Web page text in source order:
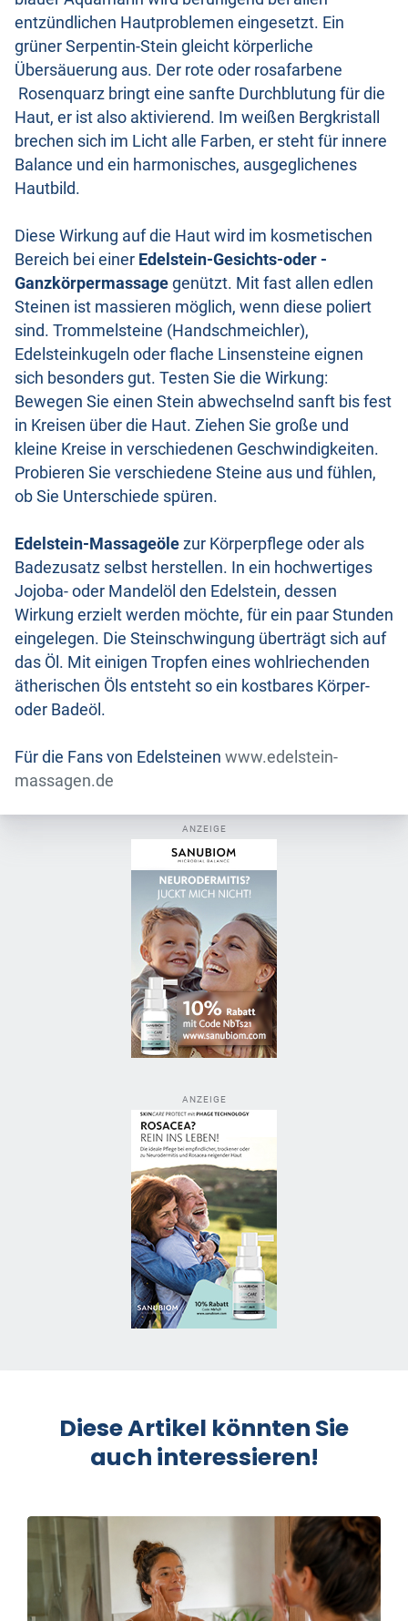
entzündlichen Hautproblemen eingesetzt. Ein
grüner Serpentin-Stein gleicht körperliche
Übersäuerung aus. Der rote oder rosafarbene
Rosenquarz bringt eine sanfte Durchblutung für die
Haut, er ist also aktivierend. Im weißen Bergkristall
brechen sich im Licht alle Farben, er steht für innere
Balance und ein harmonisches, ausgeglichenes
Hautbild.
Diese Wirkung auf die Haut wird im kosmetischen
Bereich bei einer Edelstein-Gesichts-oder -
Ganzkörpermassage genützt. Mit fast allen edlen
Steinen ist massieren möglich, wenn diese poliert
sind. Trommelsteine (Handschmeichler),
Edelsteinkugeln oder flache Linsensteine eignen
sich besonders gut. Testen Sie die Wirkung:
Bewegen Sie einen Stein abwechselnd sanft bis fest
in Kreisen über die Haut. Ziehen Sie große und
kleine Kreise in verschiedenen Geschwindigkeiten.
Probieren Sie verschiedene Steine aus und fühlen,
ob Sie Unterschiede spüren.
Edelstein-Massageöle zur Körperpflege oder als
Badezusatz selbst herstellen. In ein hochwertiges
Jojoba- oder Mandelöl den Edelstein, dessen
Wirkung erzielt werden möchte, für ein paar Stunden
eingelegen. Die Steinschwingung überträgt sich auf
das Öl. Mit einigen Tropfen eines wohlriechenden
ätherischen Öls entsteht so ein kostbares Körper-
oder Badeöl.
Für die Fans von Edelsteinen www.edelstein-
massagen.de
ANZEIGE
ANZEIGE
Diese Artikel könnten Sie
auch interessieren!